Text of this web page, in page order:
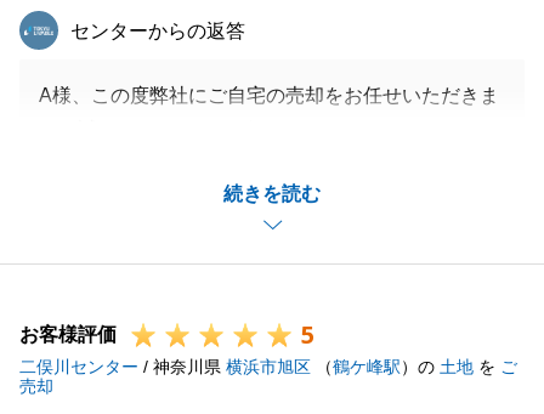
続きを読む
東急リバブル
センターからの返答
A様、この度弊社にご自宅の売却をお任せいただきま
今後、身の回りに不動産に関することでお困りのお客
様がいらっしゃいましたら是非、弊社をご紹介いただ
お客様評価 5
二俣川センター / 神奈川県 横浜市旭区 （鶴ケ峰駅）の 土地 を ご
売却